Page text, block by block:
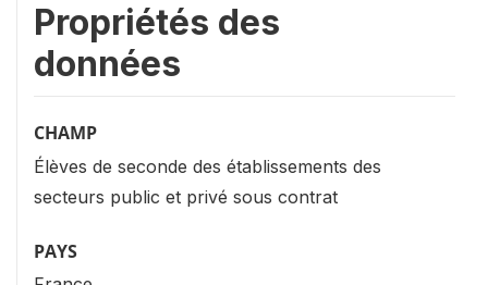
Propriétés des
données
CHAMP
Élèves de seconde des établissements des
secteurs public et privé sous contrat
PAYS